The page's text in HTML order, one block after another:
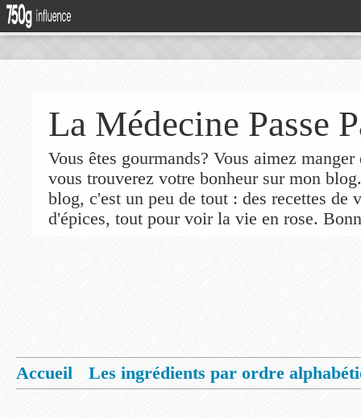
La Médecine Passe
Vous êtes gourmands? Vous aimez
vous trouverez votre bonheur sur mon
blog, c'est un peu de tout : des recettes de
d'épices, tout pour voir la vie en rose.
Accueil
Les ingrédients par ordre